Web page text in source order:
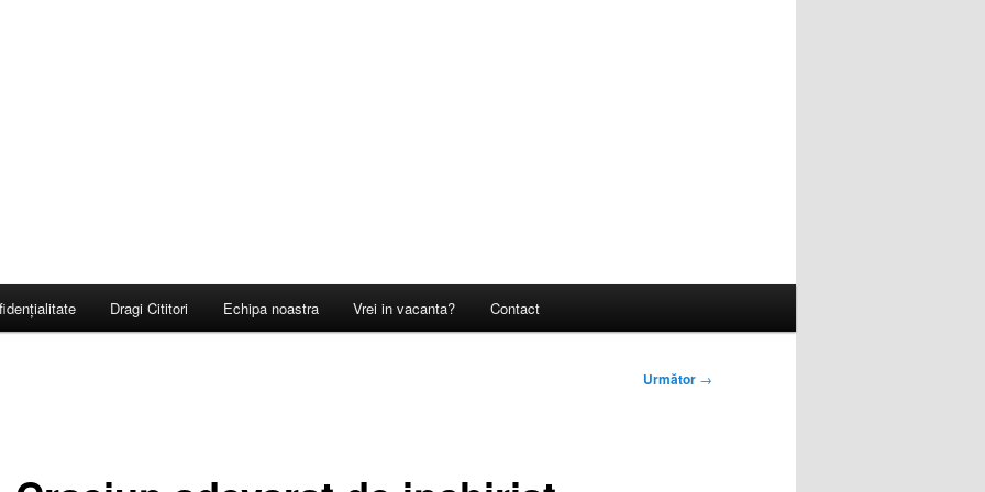
Dragi Cititori Echipa noastra Vrei in vacanta? Contact
Următor →